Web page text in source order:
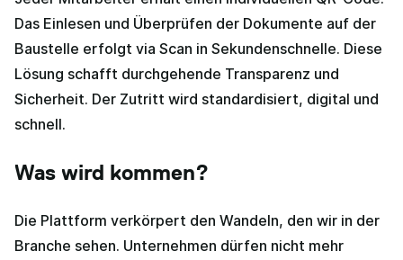
Das Einlesen und Überprüfen der Dokumente auf der
Baustelle erfolgt via Scan in Sekundenschnelle. Diese
Lösung schafft durchgehende Transparenz und
Sicherheit. Der Zutritt wird standardisiert, digital und
schnell.
Was wird kommen?
Die Plattform verkörpert den Wandeln, den wir in der
Branche sehen. Unternehmen dürfen nicht mehr